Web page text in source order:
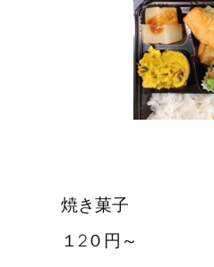
焼き菓子
１2０円～